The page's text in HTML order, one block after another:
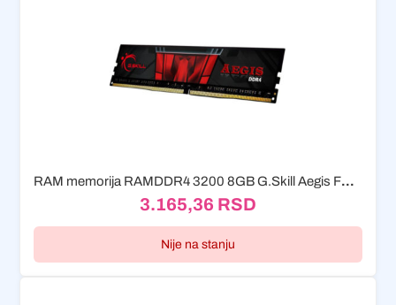
RAM memorija RAMDDR4 3200 8GB G.Skill Aegis F4-3200C16S-8GIS
3.165,36 RSD
Nije na stanju